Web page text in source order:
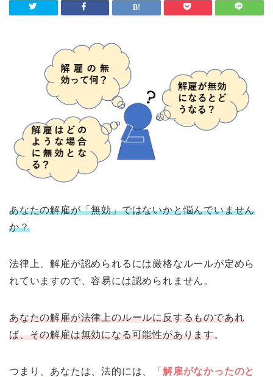
あなたの解雇が「無効」ではないかと悩んでいません
か？
法律上、解雇が認められるには厳格なルールが定めら
れていますので、容易には認められません。
あなたの解雇が法律上のルールに反するものであれ
ば、その解雇は無効になる可能性があります。
つまり、あなたは、法的には、「 解雇がなかったのと